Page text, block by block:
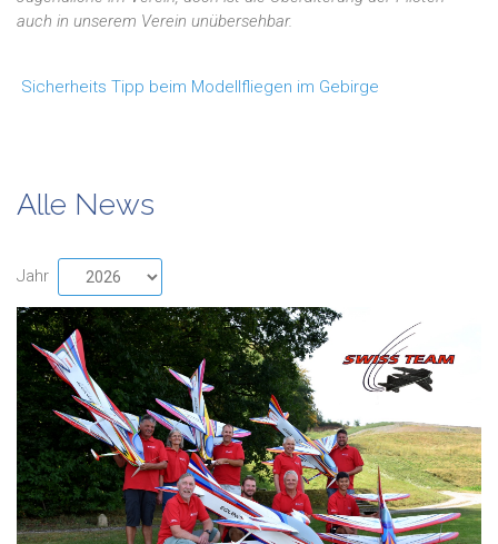
auch in unserem Verein unübersehbar.
Sicherheits Tipp beim Modellfliegen im Gebirge
Alle News
Jahr